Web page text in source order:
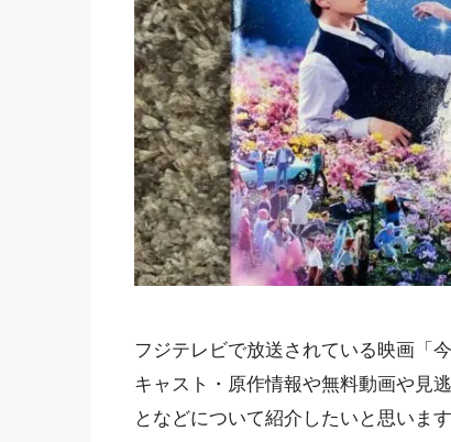
フジテレビで放送されている映画「
キャスト・原作情報や無料動画や見
となどについて紹介したいと思います